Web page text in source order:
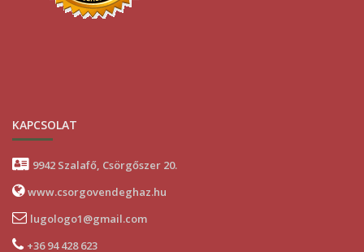
KAPCSOLAT
9942 Szalafő, Csörgőszer 20.
www.csorgovendeghaz.hu
lugologo1@gmail.com
+36 94 428 623